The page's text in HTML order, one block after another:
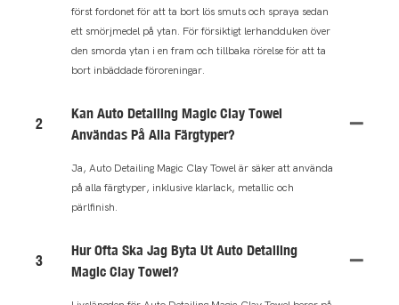
först fordonet för att ta bort lös smuts och spraya sedan
ett smörjmedel på ytan. För försiktigt lerhandduken över
den smorda ytan i en fram och tillbaka rörelse för att ta
bort inbäddade föroreningar.
2
Kan Auto Detailing Magic Clay Towel
Användas På Alla Färgtyper?
Ja, Auto Detailing Magic Clay Towel är säker att använda
på alla färgtyper, inklusive klarlack, metallic och
pärlfinish.
3
Hur Ofta Ska Jag Byta Ut Auto Detailing
Magic Clay Towel?